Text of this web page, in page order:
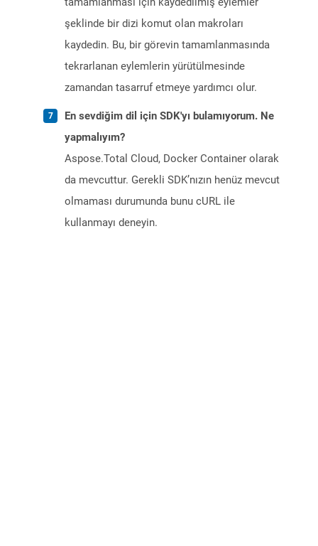
şeklinde bir dizi komut olan makroları
kaydedin. Bu, bir görevin tamamlanmasında
tekrarlanan eylemlerin yürütülmesinde
zamandan tasarruf etmeye yardımcı olur.
En sevdiğim dil için SDK'yı bulamıyorum. Ne
yapmalıyım?
Aspose.Total Cloud, Docker Container olarak
da mevcuttur. Gerekli SDK’nızın henüz mevcut
olmaması durumunda bunu cURL ile
kullanmayı deneyin.